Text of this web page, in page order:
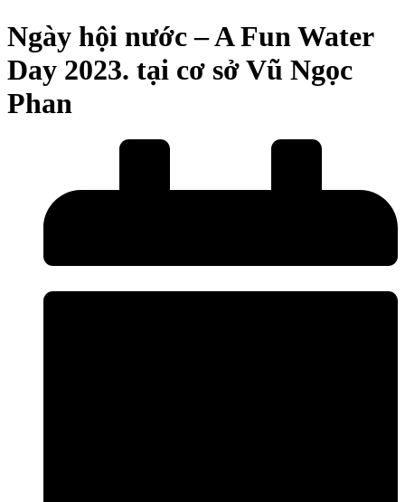
Ngày hội nước – A Fun Water
Day 2023. tại cơ sở Vũ Ngọc
Phan